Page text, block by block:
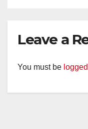
Leave a
You must be